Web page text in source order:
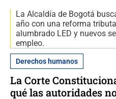
La Alcaldía de Bogotá
año con una reforma
alumbrado LED y nuevos
empleo.
Derechos humanos
La Corte
qué las autoridades